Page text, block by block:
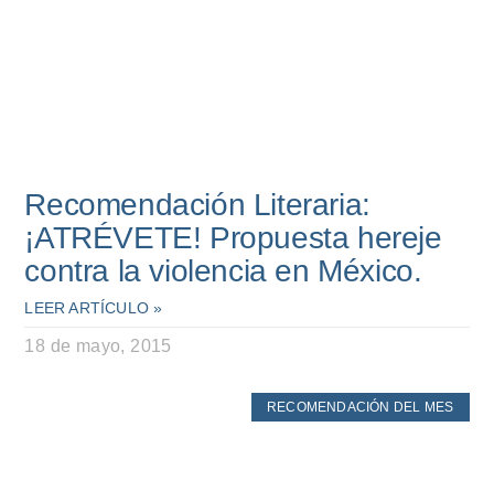
Recomendación Literaria:
¡ATRÉVETE! Propuesta hereje
contra la violencia en México.
LEER ARTÍCULO »
18 de mayo, 2015
RECOMENDACIÓN DEL MES